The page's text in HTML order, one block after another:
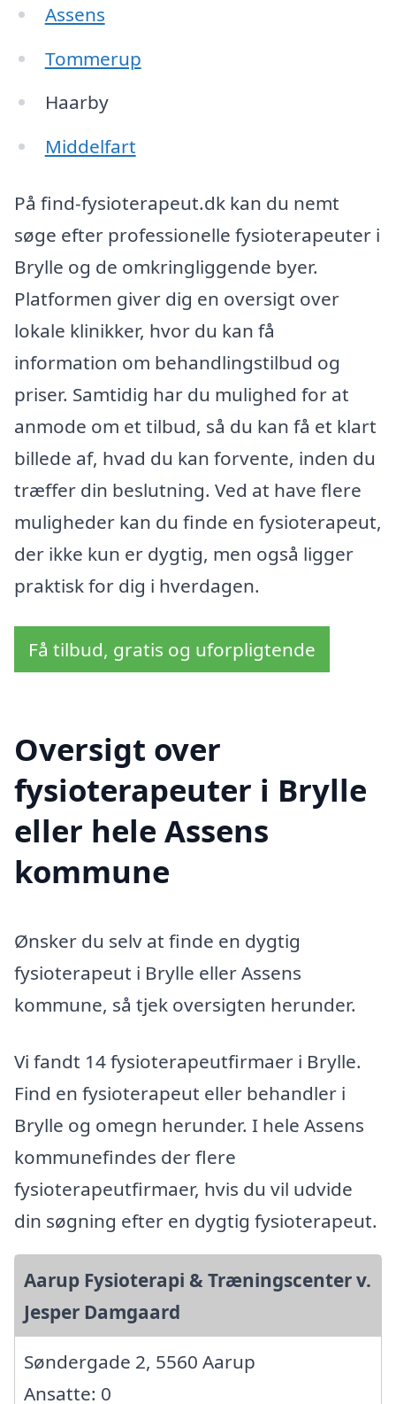
Assens
Tommerup
Haarby
Middelfart
På find-fysioterapeut.dk kan du nemt
søge efter professionelle fysioterapeuter i
Brylle og de omkringliggende byer.
Platformen giver dig en oversigt over
lokale klinikker, hvor du kan få
information om behandlingstilbud og
priser. Samtidig har du mulighed for at
anmode om et tilbud, så du kan få et klart
billede af, hvad du kan forvente, inden du
træffer din beslutning. Ved at have flere
muligheder kan du finde en fysioterapeut,
der ikke kun er dygtig, men også ligger
praktisk for dig i hverdagen.
Få tilbud, gratis og uforpligtende
Oversigt over
fysioterapeuter i Brylle
eller hele Assens
kommune
Ønsker du selv at finde en dygtig
fysioterapeut i Brylle eller Assens
kommune, så tjek oversigten herunder.
Vi fandt 14 fysioterapeutfirmaer i Brylle.
Find en fysioterapeut eller behandler i
Brylle og omegn herunder. I hele Assens
kommunefindes der flere
fysioterapeutfirmaer, hvis du vil udvide
din søgning efter en dygtig fysioterapeut.
Aarup Fysioterapi & Træningscenter v.
Jesper Damgaard
Søndergade 2, 5560 Aarup
Ansatte: 0